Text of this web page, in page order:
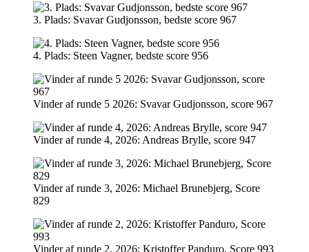
3. Plads: Svavar Gudjonsson, bedste score 967
4. Plads: Steen Vagner, bedste score 956
Vinder af runde 5 2026: Svavar Gudjonsson, score 967
Vinder af runde 4, 2026: Andreas Brylle, score 947
Vinder af runde 3, 2026: Michael Brunebjerg, Score
829
Vinder af runde 2, 2026: Kristoffer Panduro, Score 993